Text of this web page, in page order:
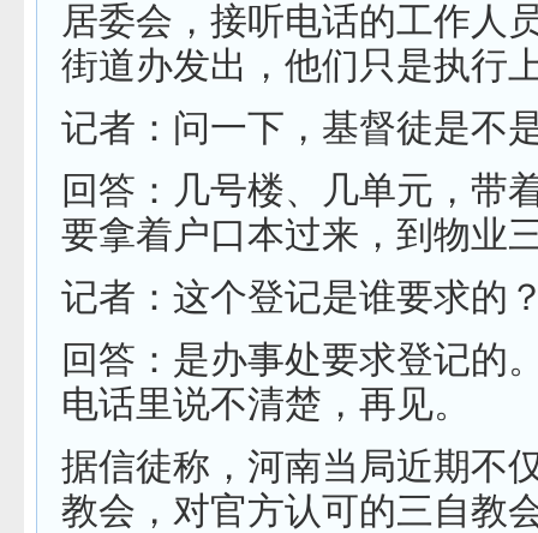
居委会，接听电话的工作人
街道办发出，他们只是执行
记者：问一下，基督徒是不
回答：几号楼、几单元，带
要拿着户口本过来，到物业
记者：这个登记是谁要求的
回答：是办事处要求登记的
电话里说不清楚，再见。
据信徒称，河南当局近期不
教会，对官方认可的三自教